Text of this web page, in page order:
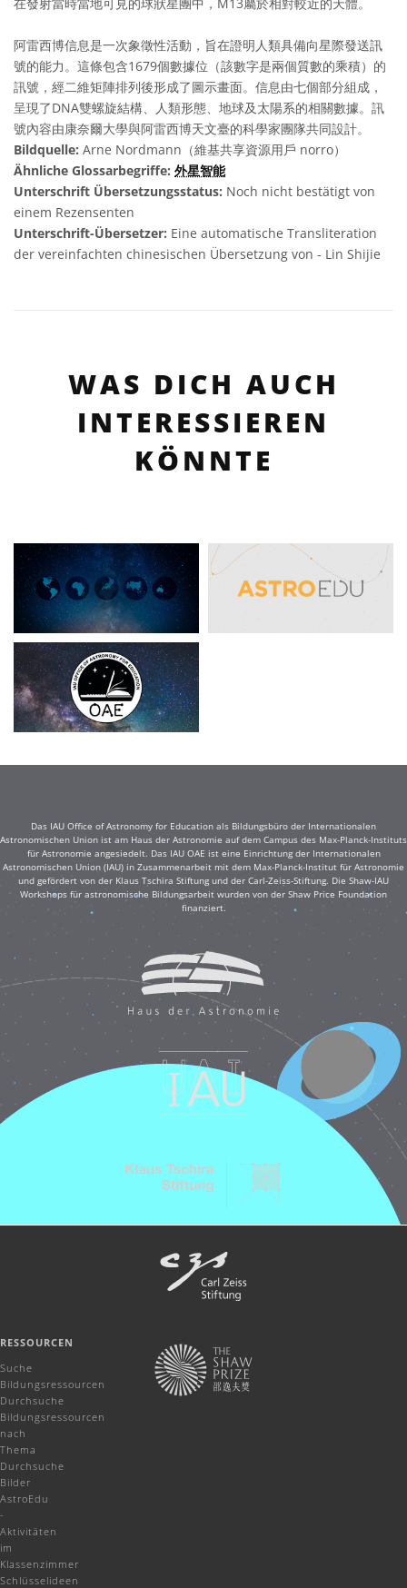
阿雷西博信息是一次象徵性活動，旨在證明人類具備向星際發送訊
號的能力。這條包含1679個數據位（該數字是兩個質數的乘積）的
訊號，經二維矩陣排列後形成了圖示畫面。信息由七個部分組成，
呈現了DNA雙螺旋結構、人類形態、地球及太陽系的相關數據。訊
號內容由康奈爾大學與阿雷西博天文臺的科學家團隊共同設計。
Bildquelle: Arne Nordmann（維基共享資源用戶 norro）
Ähnliche Glossarbegriffe: 外星智能
Unterschrift Übersetzungsstatus: Noch nicht bestätigt von
einem Rezensenten
Unterschrift-Übersetzer: Eine automatische Transliteration
der vereinfachten chinesischen Übersetzung von - Lin Shijie
WAS DICH AUCH
INTERESSIEREN
KÖNNTE
Das IAU Office of Astronomy for Education als Bildungsbüro der Internationalen
Astronomischen Union ist am Haus der Astronomie auf dem Campus des Max-Planck-Instituts
für Astronomie angesiedelt. Das IAU OAE ist eine Einrichtung der Internationalen
Astronomischen Union (IAU) in Zusammenarbeit mit dem Max-Planck-Institut für Astronomie
und gefördert von der Klaus Tschira Stiftung und der Carl-Zeiss-Stiftung. Die Shaw-IAU
Workshops für astronomische Bildungsarbeit wurden von der Shaw Price Foundation
finanziert.
RESSOURCEN
Suche
Bildungsressourcen
Durchsuche
Bildungsressourcen
nach
Thema
Durchsuche
Bilder
AstroEdu
-
Aktivitäten
im
Klassenzimmer
Schlüsselideen